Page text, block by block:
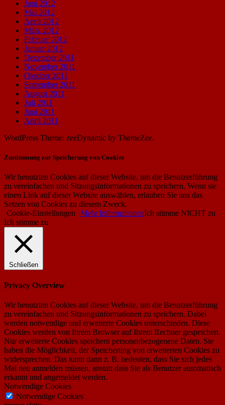
Juni 2012
Mai 2012
April 2012
März 2012
Februar 2012
Januar 2012
Dezember 2011
November 2011
Oktober 2011
September 2011
August 2011
Juli 2011
Juni 2011
April 2011
WordPress Theme: zeeDynamic by ThemeZee.
Zustimmung zur Speicherung von Cookies
Wir benutzten Cookies auf dieser Website, um die Benutzerführung
zu vereinfachen und Sitzungsinformationen zu speichern. Wenn sie
einen Link auf dieser Website auswählen, erlauben Sie uns das
Setzen von Cookies zu diesem Zweck.
Cookie-Einstellungen Mehr InformationenIch stimme NICHT zu
Ich stimme zu
Schließen
Privacy Overview
Wir benutzten Cookies auf dieser Website, um die Benutzerführung
zu vereinfachen und Sitzungsinformationen zu speichern. Dabei
werden notwendige und erweiterte Cookies unterschieden. Diese
Cookies werden von Ihrem Browser auf Ihrem Rechner gespeichert.
Nur erweiterte Cookies speichern personenbezogenene Daten. Sie
haben die Möglichkeit, der Speicherung von erweiterten Cookies zu
widersprechen. Das kann dann z. B. bedeuten, dass Sie sich jedes
Mal neu anmelden müssen, anstatt dass Sie als Benutzer automatisch
erkannt und angemeldet werden.
Notwendige Cookies
Notwendige Cookies